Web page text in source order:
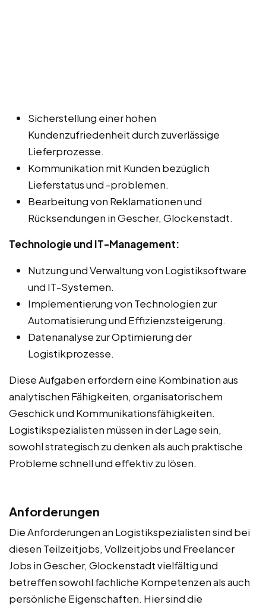
Sicherstellung einer hohen
Kundenzufriedenheit durch zuverlässige
Lieferprozesse.
Kommunikation mit Kunden bezüglich
Lieferstatus und -problemen.
Bearbeitung von Reklamationen und
Rücksendungen in Gescher, Glockenstadt.
Technologie und IT-Management:
Nutzung und Verwaltung von Logistiksoftware
und IT-Systemen.
Implementierung von Technologien zur
Automatisierung und Effizienzsteigerung.
Datenanalyse zur Optimierung der
Logistikprozesse.
Diese Aufgaben erfordern eine Kombination aus
analytischen Fähigkeiten, organisatorischem
Geschick und Kommunikationsfähigkeiten.
Logistikspezialisten müssen in der Lage sein,
sowohl strategisch zu denken als auch praktische
Probleme schnell und effektiv zu lösen.
Anforderungen
Die Anforderungen an Logistikspezialisten sind bei
diesen Teilzeitjobs, Vollzeitjobs und Freelancer
Jobs in Gescher, Glockenstadt vielfältig und
betreffen sowohl fachliche Kompetenzen als auch
persönliche Eigenschaften. Hier sind die